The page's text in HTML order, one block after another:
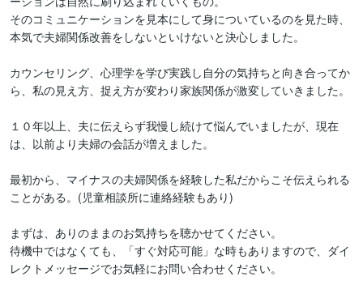
そのコミュニケーションを見本にして身についているのを見た時、
本気で夫婦関係改善をしないといけないと決心しました。
カウンセリング、心理学を学び実践し自分の気持ちと向き合ってか
ら、私の見え方、捉え方が変わり家族関係が激変していきました。
１０年以上、夫に伝えらず我慢し続けて悩んでいましたが、現在
は、以前より夫婦の会話が増えました。
最初から、マイナスの夫婦関係を経験した私だからこそ伝えられる
ことがある。(児童相談所に連絡経験もあり)
まずは、ありのままのお気持ちを聴かせてください。
待機中ではなくても、「すぐ対応可能」な時もありますので、ダイ
レクトメッセージでお気軽にお問い合わせください。